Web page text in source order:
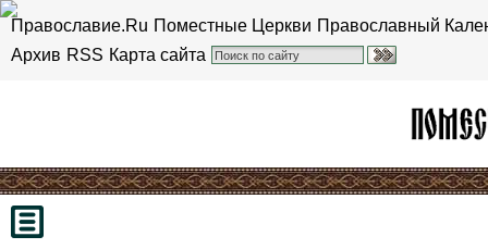
Православие.Ru Поместные Церкви Православный
Архив RSS Карта сайта